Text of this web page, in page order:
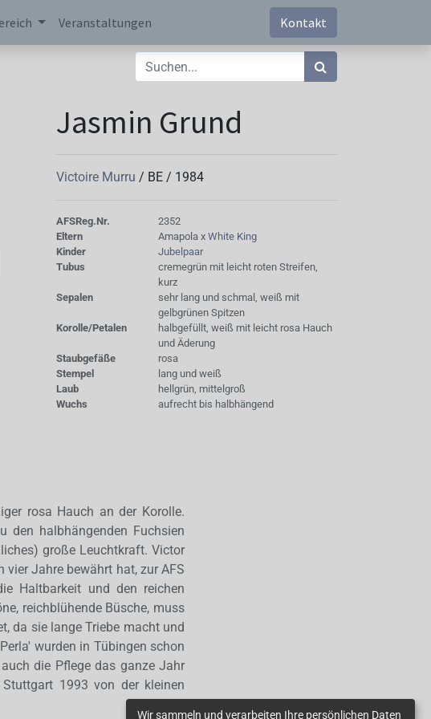
Veranstaltungen Kontakt
Jasmin Grund
Victoire Murru / BE / 1984
AFSReg.Nr.
2352
Eltern
Amapola x White King
Kinder
Jubelpaar
Tubus
cremegrün mit leicht roten Streifen,
kurz
Sepalen
sehr lang und schmal, weiß mit
gelbgrünen Spitzen
Korolle/Petalen
halbgefüllt, weiß mit leicht rosa Hauch
und Äderung
Staubgefäße
rosa
Stempel
lang und weiß
Laub
hellgrün, mittelgroß
Wuchs
aufrecht bis halbhängend
rosa Hauch an der Korolle.
den halbhängenden Fuchsien
große Leuchtkraft. Victor
Jahre bewährt hat, zur AFS
Haltbarkeit und den reichen
reichblühende Büsche, muss
da sie lange Triebe macht und
wurden in Tübingen schon
die Pflege das ganze Jahr
1993 von der kleinen
Wir sammeln und verarbeiten Ihre persönlichen Daten